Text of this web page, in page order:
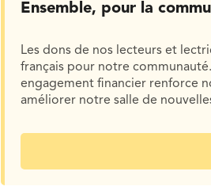
Ensemble, pour la
Les dons de nos lecteurs et
français pour notre
engagement financier renforce
améliorer notre salle de